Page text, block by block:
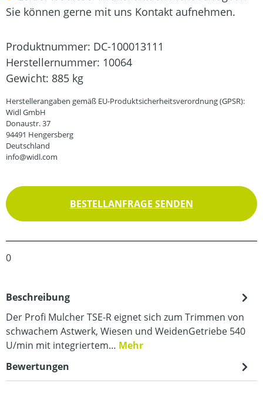
Sie können gerne mit uns Kontakt aufnehmen.
Produktnummer: DC-100013111
Herstellernummer: 10064
Gewicht: 885 kg
Herstellerangaben gemäß EU-Produktsicherheitsverordnung (GPSR):
Widl GmbH
Donaustr. 37
94491 Hengersberg
Deutschland
info@widl.com
BESTELLANFRAGE SENDEN
0
Beschreibung
Der Profi Mulcher TSE-R eignet sich zum Trimmen von
schwachem Astwerk, Wiesen und WeidenGetriebe 540
U/min mit integriertem… Mehr
Bewertungen